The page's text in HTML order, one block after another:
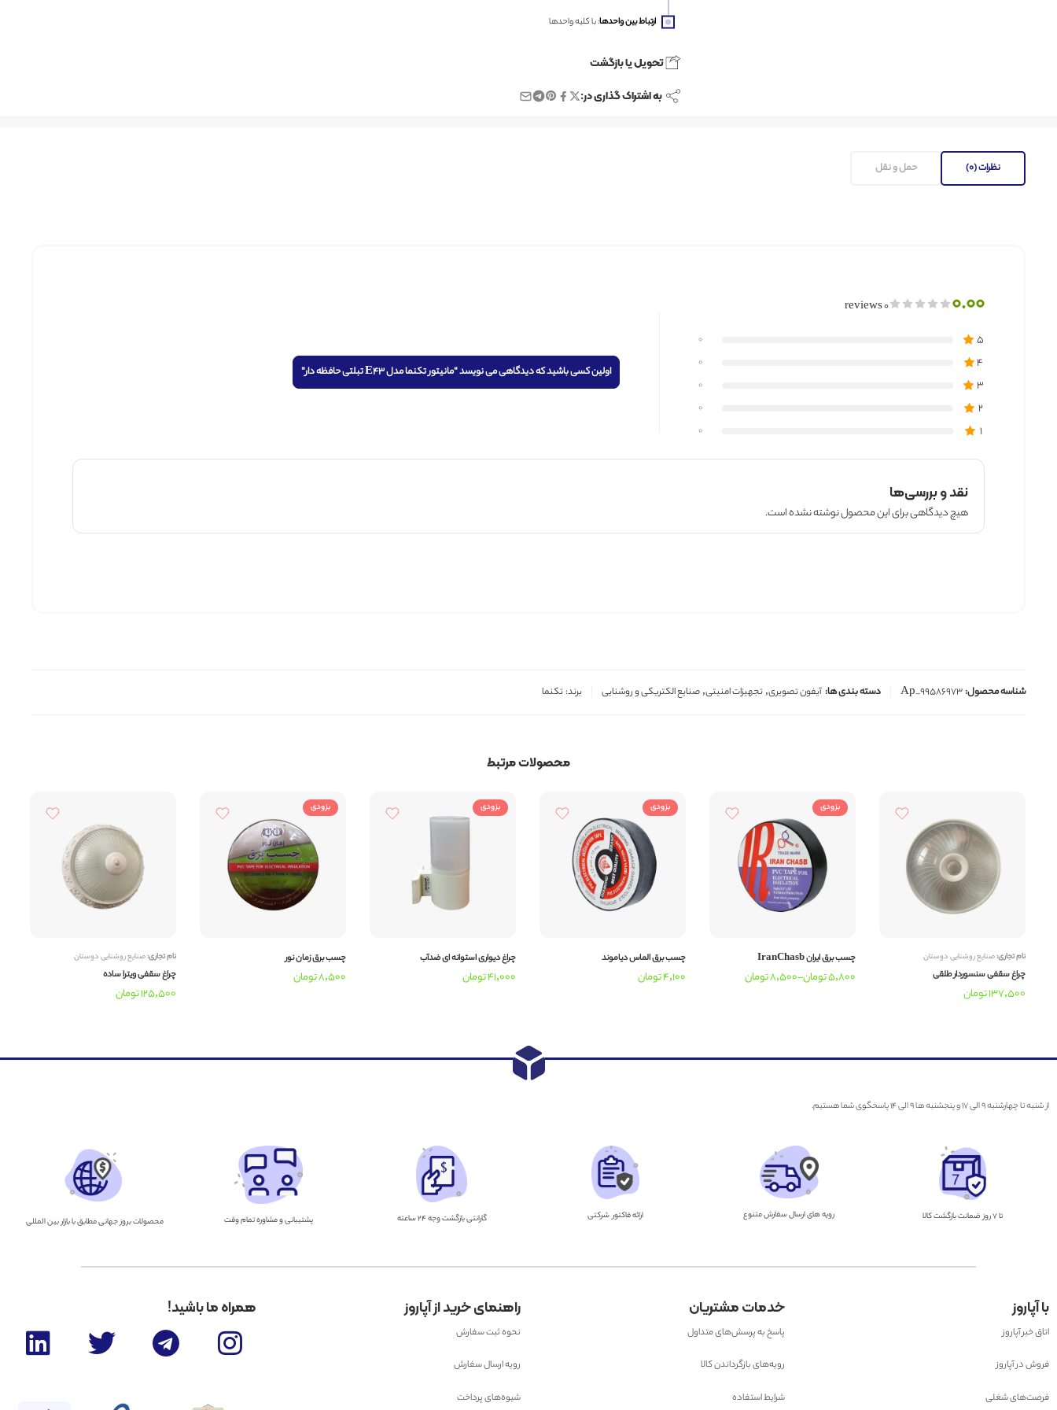
ارتباط بین واحدها: با کلیه واحدها
تحویل یا بازگشت
به اشتراک گذاری در:
نظرات (0) حمل و نقل
0.00
0 reviews
5
0
4
0
3
0
2
0
1
0
اولین کسی باشید که دیدگاهی می نویسد “مانیتور تکنما مدل E43 تبلتی حافظه دار”
نقد و بررسی‌ها
هیچ دیدگاهی برای این محصول نوشته نشده است.
شناسه محصول:Ap_99586973 دسته بندی ها: آیفون تصویری,تجهیزات امنیتی,صنایع الکتریکی و روشنایی برند:تکنما
محصولات مرتبط
نام تجاری:صنایع روشنایی دوستان
چراغ سقفی سنسوردار طلقی
137,500تومان
بزودی
چسب برق ایران IranChasb
5,800تومان–
8,500تومان
بزودی
چسب برق الماس دیاموند
4,100تومان
بزودی
چراغ دیواری استوانه ای ضدآب
41,000تومان
بزودی
چسب برق زمان نور
8,500تومان
نام تجاری:صنایع روشنایی دوستان
چراغ سقفی ویترا ساده
125,500تومان
از شنبه تا چهارشنبه ۹ الی ۱۷ و پنجشنبه ها ۹ الی ۱۴ پاسخگوی شما هستیم.
تا ۷ روز ضمانت بازگشت کالا رویه های ارسال سفارش متنوع ارائه فاکتور شرکتی گارانتی بازگشت وجه ۲۴ ساعته پشتیبانی و مشاوره تمام وقت محصولات بروز جهانی مطابق با بازار بین المللی
با آپاروز
اتاق خبر آپاروز
فروش در آپاروز
فرصت‌های شغلی
خدمات مشتریان
پاسخ به پرسش‌های متداول
رویه‌های بازگرداندن کالا
شرایط استفاده
راهنمای خرید از آپاروز
نحوه ثبت سفارش
رویه ارسال سفارش
شیوه‌های پرداخت
همراه ما باشید!